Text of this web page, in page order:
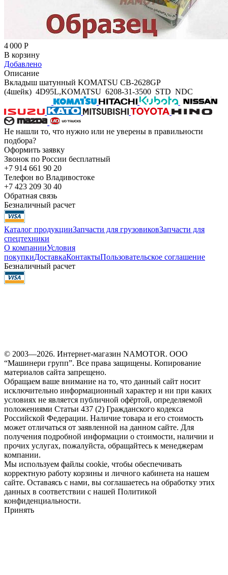
4 000 Р
В корзину
Добавлено
Описание
Вкладыш шатунный KOMATSU CB-2628GP
(4шейк) 4D95L,KOMATSU 6208-31-3500 STD NDC
Не нашли то, что нужно или не уверены в правильности
подбора?
Оформить заявку
Звонок по России бесплатный
+7 914 661 90 20
Телефон во Владивостоке
+7 423 209 30 40
Обратная связь
Безналичный расчет
Каталог продукцииЗапчасти для грузовиковЗапчасти для
спецтехники
О компанииУсловия
покупкиДоставкаКонтактыПользовательское соглашение
Безналичный расчет
© 2003—2026. Интернет-магазин NAMOTOR. ООО
“Машинери групп”. Все права защищены. Копирование
материалов сайта запрещено.
Обращаем ваше внимание на то, что данный сайт носит
исключительно информационный характер и ни при каких
условиях не является публичной офёртой, определяемой
положениями Статьи 437 (2) Гражданского кодекса
Российской Федерации. Наличие товара и его стоимость
может отличаться от заявленной на данном сайте. Для
получения подробной информации о стоимости, наличии и
прочих услугах, пожалуйста, обращайтесь к менеджерам
компании.
Мы используем файлы cookie, чтобы обеспечивать
корректную работу корзины и личного кабинета на нашем
сайте. Оставаясь с нами, вы соглашаетесь на обработку этих
данных в соответствии с нашей Политикой
конфиденциальности.
Принять